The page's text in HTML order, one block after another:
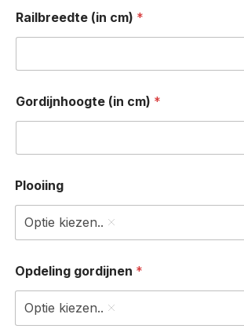
Railbreedte (in cm) *
Gordijnhoogte (in cm) *
Plooiing
Optie kiezen..
w
e
Opdeling gordijnen *
Optie kiezen..